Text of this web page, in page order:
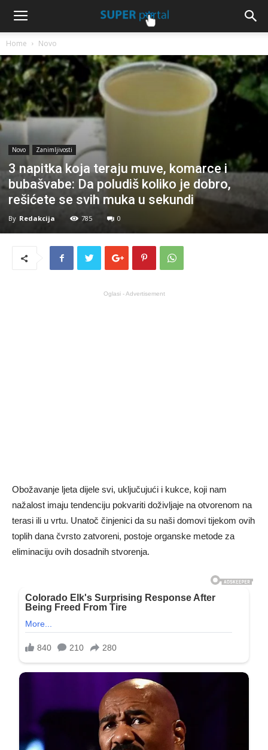
Home Novo
Novo Zanimljivosti
3 napitka koja teraju muve, komarce i
bubašvabe: Da poludiš koliko je dobro,
rešićete se svih muka u sekundi
By Redakcija 785 0
Oglasi - Advertisement
Obožavanje ljeta dijele svi, uključujući i kukce, koji nam
nažalost imaju tendenciju pokvariti doživljaje na otvorenom na
terasi ili u vrtu. Unatoč činjenici da su naši domovi tijekom ovih
toplih dana čvrsto zatvoreni, postoje organske metode za
eliminaciju ovih dosadnih stvorenja.